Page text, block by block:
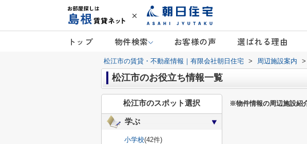
トップ 物件検索 お客様の声 選ばれる理由
松江市の賃貸・不動産情報｜有限会社朝日住宅 > 周辺施設案内 >
松江市のお役立ち情報一覧
※物件情報の周辺施設紹
松江市のスポット選択
学ぶ
小学校(42件)